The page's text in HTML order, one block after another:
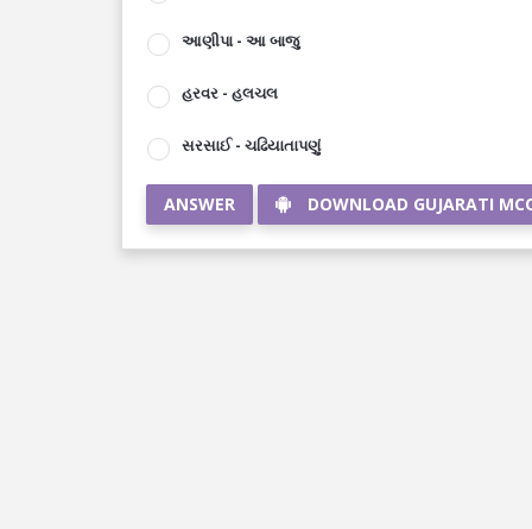
આણીપા - આ બાજુ
હરવર - હલચલ
સરસાઈ - ચઢિયાતાપણું
ANSWER DOWNLOAD GUJARATI